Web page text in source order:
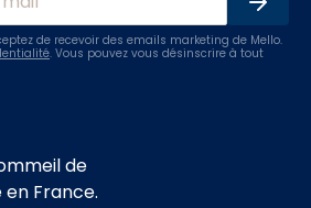
de recevoir des emails marketing de Mello.
. Vous pouvez vous désinscrire à tout
de
France.